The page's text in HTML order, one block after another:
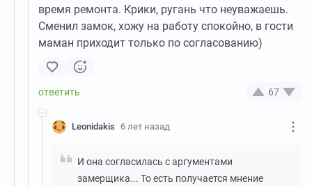
время ремонта. Крики, ругань что неуважаешь.
Сменил замок, хожу на работу спокойно, в гости
маман приходит только по согласованию)
67
Leonidakis 6 лет назад
И она согласилась с аргументами
замерщика... То есть получается мнение